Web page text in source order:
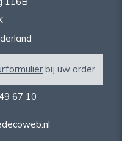
bij uw order.
67 10